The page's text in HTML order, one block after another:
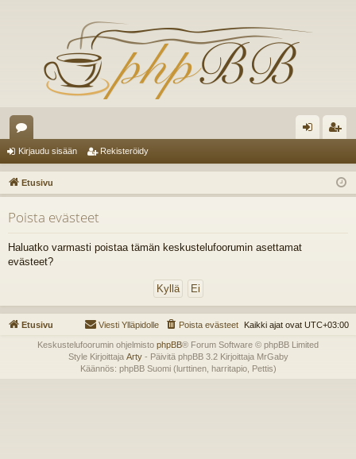
es
ku
st
el
ua
t
au
du
ist
er
Kirjaudu sisään Rekisteröidy
Etusivu
Poista evästeet
Haluatko varmasti poistaa tämän keskustelufoorumin asettamat
evästeet?
Etusivu Kaikki ajat ovat UTC+03:00
Poista evästeet
Viesti Ylläpidolle
Keskustelufoorumin ohjelmisto phpBB® Forum Software © phpBB Limited
Style Kirjoittaja Arty- Päivitä phpBB 3.2 Kirjoittaja MrGaby
Käännös: phpBB Suomi (lurttinen, harritapio, Pettis)